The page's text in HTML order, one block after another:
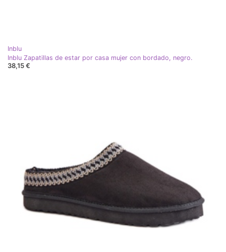
Inblu
Inblu Zapatillas de estar por casa mujer con bordado, negro.
38,15 €